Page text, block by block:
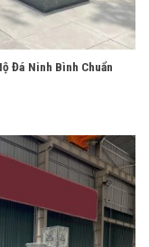
Đá Ninh Bình Chuẩn